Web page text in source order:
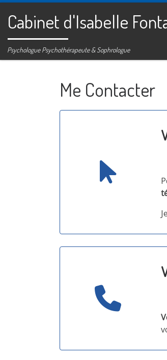
Passer au contenu
Cabinet d'Isabelle
Psychologue Psychothérapeute & Sophrologue
Me Contacter